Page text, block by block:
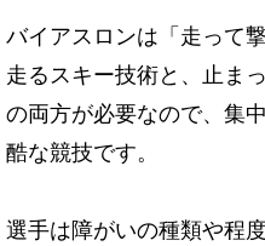
バイアスロンは「走って
走るスキー技術と、止ま
の両方が必要なので、集
酷な競技です。
選手は障がいの種類や程